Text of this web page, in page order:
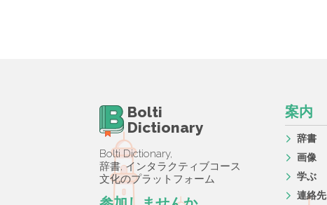
Bolti
Dictionary
Bolti Dictionary,
辞書, インタラクティブコース
文化のプラットフォーム
案内
辞書
画像
学ぶ
連絡先